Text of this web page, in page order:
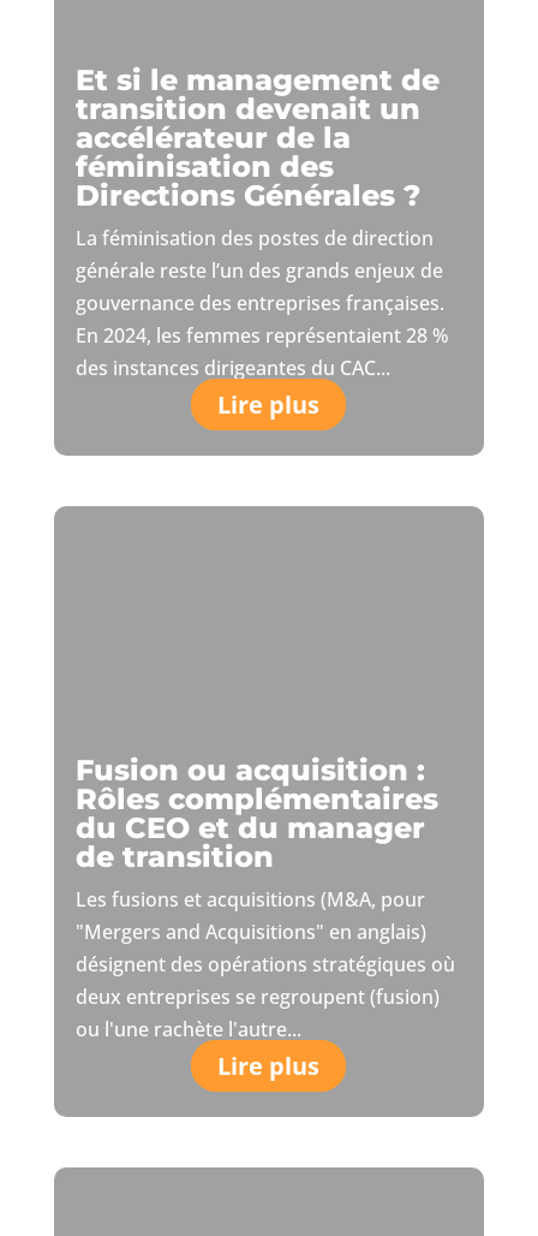
Et si le management de
transition devenait un
accélérateur de la
féminisation des
Directions Générales ?
La féminisation des postes de direction
générale reste l’un des grands enjeux de
gouvernance des entreprises françaises.
En 2024, les femmes représentaient 28 %
des instances dirigeantes du CAC...
Lire plus
Fusion ou acquisition :
Rôles complémentaires
du CEO et du manager
de transition
Les fusions et acquisitions (M&A, pour
"Mergers and Acquisitions" en anglais)
désignent des opérations stratégiques où
deux entreprises se regroupent (fusion)
ou l'une rachète l'autre...
Lire plus